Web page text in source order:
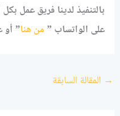
بالتنفيذ لدينا فريق عمل
على الواتساب ”من هنا” أو
→ المقالة السابقة